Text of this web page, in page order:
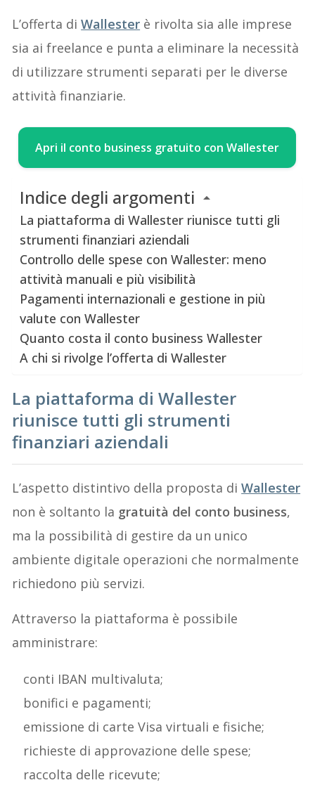
L’offerta diWallester è rivolta sia alle imprese
sia ai freelance e punta a eliminare la necessità
di utilizzare strumenti separati per le diverse
attività finanziarie.
Apri il conto business gratuito con Wallester
Indice degli argomenti
La piattaforma di Wallester riunisce tutti gli
strumenti finanziari aziendali
Controllo delle spese con Wallester: meno
attività manuali e più visibilità
Pagamenti internazionali e gestione in più
valute con Wallester
Quanto costa il conto business Wallester
A chi si rivolge l’offerta di Wallester
La piattaforma di Wallester
riunisce tutti gli strumenti
finanziari aziendali
L’aspetto distintivo della proposta diWallester
non è soltanto la gratuità del conto business,
ma la possibilità di gestire da un unico
ambiente digitale operazioni che normalmente
richiedono più servizi.
Attraverso la piattaforma è possibile
amministrare:
conti IBAN multivaluta;
bonifici e pagamenti;
emissione di carte Visa virtuali e fisiche;
richieste di approvazione delle spese;
raccolta delle ricevute;